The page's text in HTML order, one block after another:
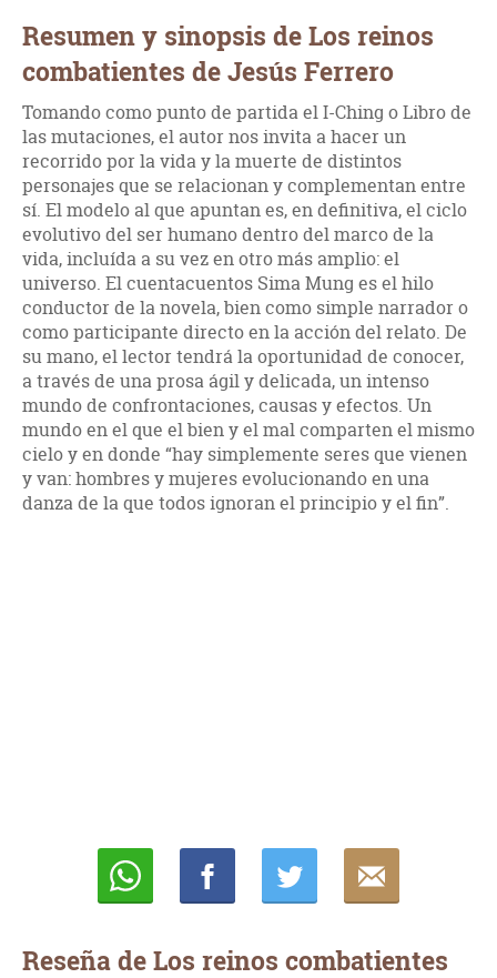
Resumen y sinopsis de Los reinos
combatientes de Jesús Ferrero
Tomando como punto de partida el I-Ching o Libro de
las mutaciones, el autor nos invita a hacer un
recorrido por la vida y la muerte de distintos
personajes que se relacionan y complementan entre
sí. El modelo al que apuntan es, en definitiva, el ciclo
evolutivo del ser humano dentro del marco de la
vida, incluída a su vez en otro más amplio: el
universo. El cuentacuentos Sima Mung es el hilo
conductor de la novela, bien como simple narrador o
como participante directo en la acción del relato. De
su mano, el lector tendrá la oportunidad de conocer,
a través de una prosa ágil y delicada, un intenso
mundo de confrontaciones, causas y efectos. Un
mundo en el que el bien y el mal comparten el mismo
cielo y en donde “hay simplemente seres que vienen
y van: hombres y mujeres evolucionando en una
danza de la que todos ignoran el principio y el fin”.
Reseña de Los reinos combatientes